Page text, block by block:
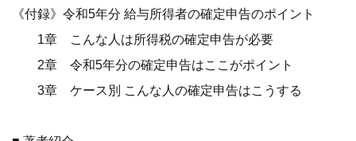
《付録》令和5年分 給与所得者の確定申告のポイント
1章 こんな人は所得税の確定申告が必要
2章 令和5年分の確定申告はここがポイント
3章 ケース別 こんな人の確定申告はこうする